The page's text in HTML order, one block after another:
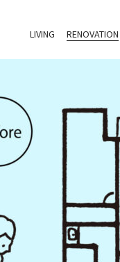
LIVING RENOVATION